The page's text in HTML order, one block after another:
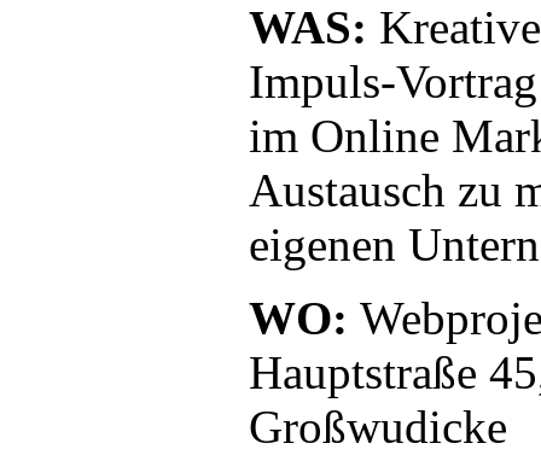
WAS:
Impuls-
im Online
Austausch zu
eigenen
WO:
Hauptstraße
Großwudicke